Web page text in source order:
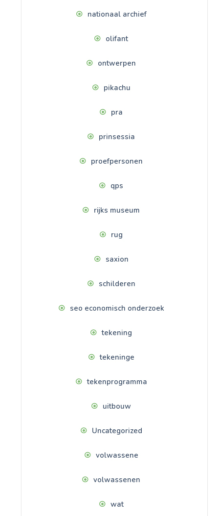
nationaal archief
olifant
ontwerpen
pikachu
pra
prinsessia
proefpersonen
qps
rijks museum
rug
saxion
schilderen
seo economisch onderzoek
tekening
tekeninge
tekenprogramma
uitbouw
Uncategorized
volwassene
volwassenen
wat